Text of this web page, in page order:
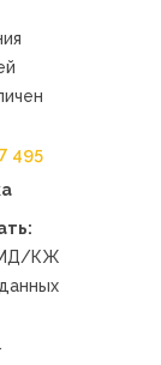
495
КЖ